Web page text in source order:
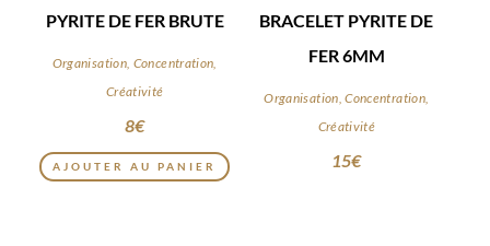
PYRITE DE FER BRUTE
Organisation, Concentration,
Créativité
8€
AJOUTER AU PANIER
BRACELET PYRITE DE
FER 6MM
Organisation, Concentration,
Créativité
15€